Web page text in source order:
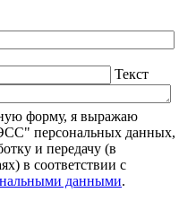
Текст
форму, я выражаю
персональных данных,
и передачу (в
в соответствии с
данными.